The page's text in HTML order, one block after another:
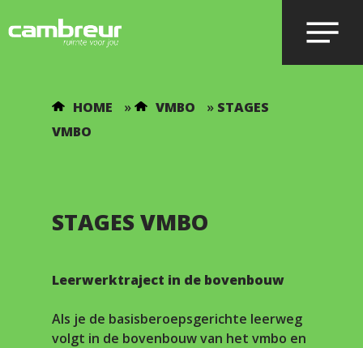
Voer je zoekopdracht in en druk op
HOME » VMBO » STAGES
VMBO
STAGES VMBO
Leerwerktraject in de bovenbouw
Als je de basisberoepsgerichte leerweg
volgt in de bovenbouw van het vmbo en